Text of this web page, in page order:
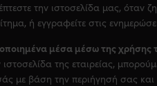
την ιστοσελίδα μας, όταν
ή εγγραφείτε στις
μέσα μέσω της χρήσης
ιστοσελίδα της εταιρείας,
με βάση την περιήγησή σας